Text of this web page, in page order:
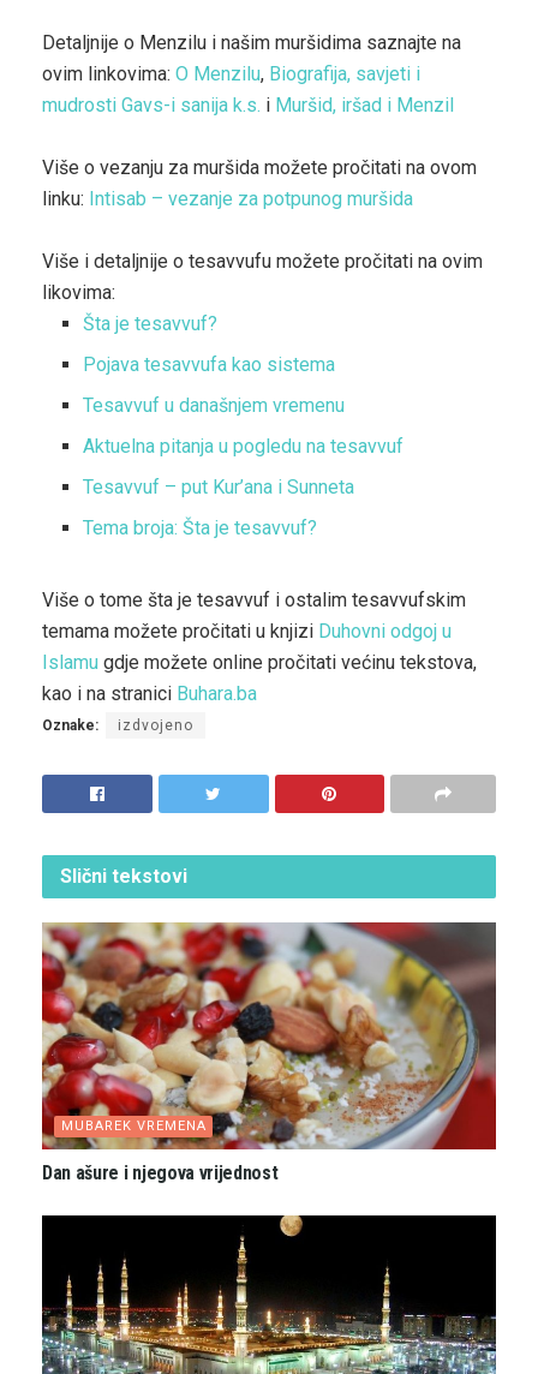
Detaljnije o Menzilu i našim muršidima saznajte na
ovim linkovima: O Menzilu, Biografija, savjeti i
mudrosti Gavs-i sanija k.s. i Muršid, iršad i Menzil
Više o vezanju za muršida možete pročitati na ovom
linku: Intisab – vezanje za potpunog muršida
Više i detaljnije o tesavvufu možete pročitati na ovim
likovima:
Šta je tesavvuf?
Pojava tesavvufa kao sistema
Tesavvuf u današnjem vremenu
Aktuelna pitanja u pogledu na tesavvuf
Tesavvuf – put Kur’ana i Sunneta
Tema broja: Šta je tesavvuf?
Više o tome šta je tesavvuf i ostalim tesavvufskim
temama možete pročitati u knjizi Duhovni odgoj u
Islamu gdje možete online pročitati većinu tekstova,
kao i na stranici Buhara.ba
Oznake: izdvojeno
Slični tekstovi
MUBAREK VREMENA
Dan ašure i njegova vrijednost